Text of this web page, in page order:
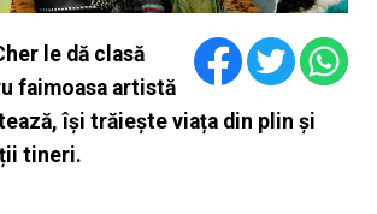
le dă clasă
faimoasa artistă
își trăiește viața din plin și
tineri.